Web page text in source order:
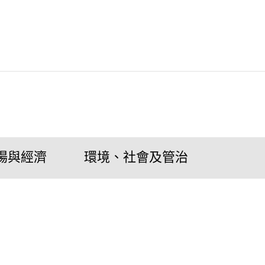
與經濟 環境、社會及管治